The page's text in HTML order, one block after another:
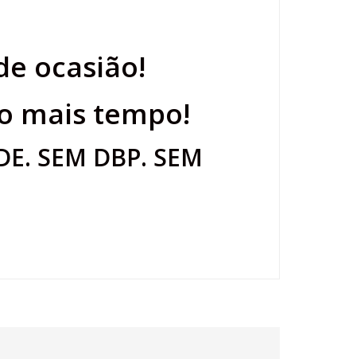
ocasião!
mais tempo!
SEM DBP. SEM